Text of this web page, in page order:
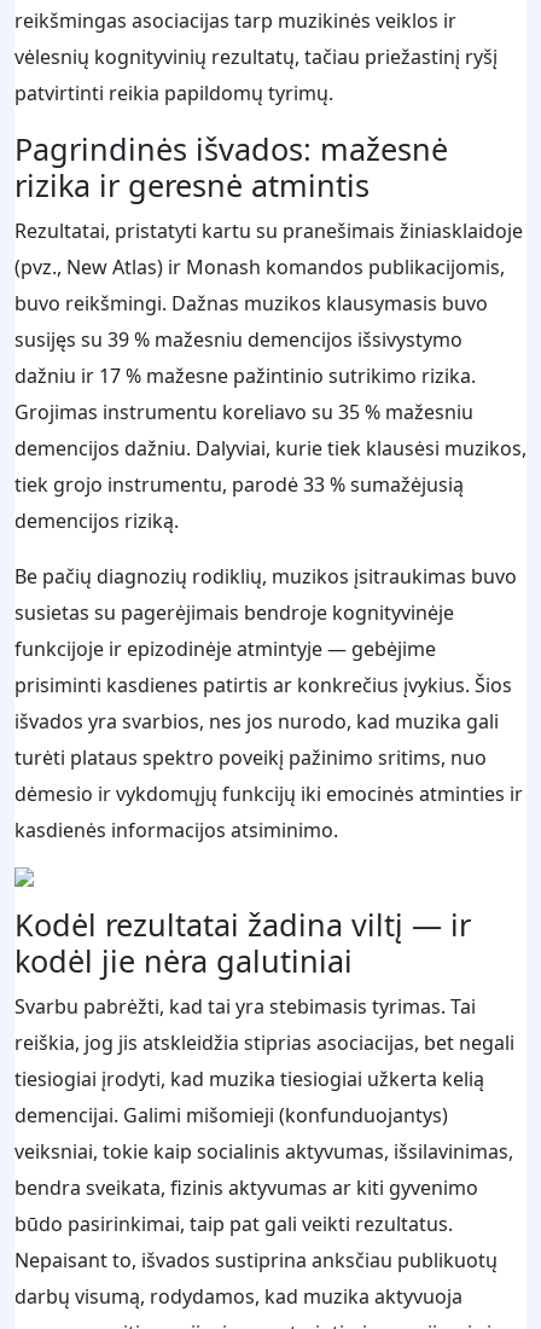
reikšmingas asociacijas tarp muzikinės veiklos ir
vėlesnių kognityvinių rezultatų, tačiau priežastinį ryšį
patvirtinti reikia papildomų tyrimų.
Pagrindinės išvados: mažesnė
rizika ir geresnė atmintis
Rezultatai, pristatyti kartu su pranešimais žiniasklaidoje
(pvz., New Atlas) ir Monash komandos publikacijomis,
buvo reikšmingi. Dažnas muzikos klausymasis buvo
susijęs su 39 % mažesniu demencijos išsivystymo
dažniu ir 17 % mažesne pažintinio sutrikimo rizika.
Grojimas instrumentu koreliavo su 35 % mažesniu
demencijos dažniu. Dalyviai, kurie tiek klausėsi muzikos,
tiek grojo instrumentu, parodė 33 % sumažėjusią
demencijos riziką.
Be pačių diagnozių rodiklių, muzikos įsitraukimas buvo
susietas su pagerėjimais bendroje kognityvinėje
funkcijoje ir epizodinėje atmintyje — gebėjime
prisiminti kasdienes patirtis ar konkrečius įvykius. Šios
išvados yra svarbios, nes jos nurodo, kad muzika gali
turėti plataus spektro poveikį pažinimo sritims, nuo
dėmesio ir vykdomųjų funkcijų iki emocinės atminties ir
kasdienės informacijos atsiminimo.
Kodėl rezultatai žadina viltį — ir
kodėl jie nėra galutiniai
Svarbu pabrėžti, kad tai yra stebimasis tyrimas. Tai
reiškia, jog jis atskleidžia stiprias asociacijas, bet negali
tiesiogiai įrodyti, kad muzika tiesiogiai užkerta kelią
demencijai. Galimi mišomieji (konfunduojantys)
veiksniai, tokie kaip socialinis aktyvumas, išsilavinimas,
bendra sveikata, fizinis aktyvumas ar kiti gyvenimo
būdo pasirinkimai, taip pat gali veikti rezultatus.
Nepaisant to, išvados sustiprina anksčiau publikuotų
darbų visumą, rodydamos, kad muzika aktyvuoja